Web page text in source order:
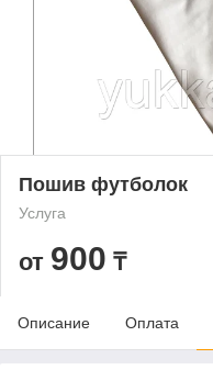
Пошив футболок
Услуга
от 900 ₸
Описание Оплата